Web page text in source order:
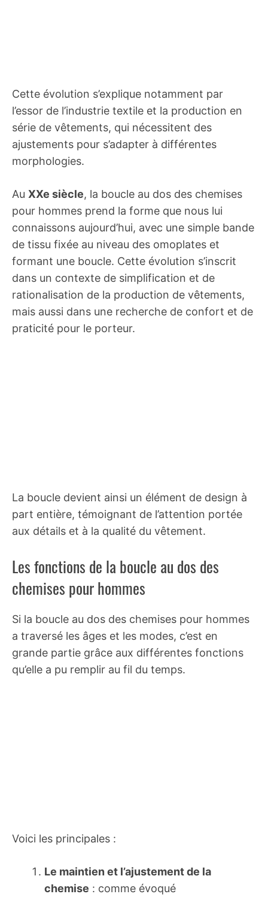
Cette évolution s’explique notamment par
l’essor de l’industrie textile et la production en
série de vêtements, qui nécessitent des
ajustements pour s’adapter à différentes
morphologies.
Au XXe siècle, la boucle au dos des chemises
pour hommes prend la forme que nous lui
connaissons aujourd’hui, avec une simple bande
de tissu fixée au niveau des omoplates et
formant une boucle. Cette évolution s’inscrit
dans un contexte de simplification et de
rationalisation de la production de vêtements,
mais aussi dans une recherche de confort et de
praticité pour le porteur.
La boucle devient ainsi un élément de design à
part entière, témoignant de l’attention portée
aux détails et à la qualité du vêtement.
Les fonctions de la boucle au dos des
chemises pour hommes
Si la boucle au dos des chemises pour hommes
a traversé les âges et les modes, c’est en
grande partie grâce aux différentes fonctions
qu’elle a pu remplir au fil du temps.
Voici les principales :
Le maintien et l’ajustement de la
chemise : comme évoqué